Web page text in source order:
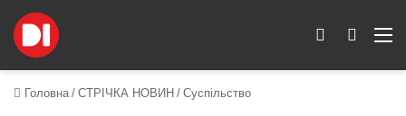
Пошук
Switch skin
Головна / СТРІЧКА НОВИН / Суспільство